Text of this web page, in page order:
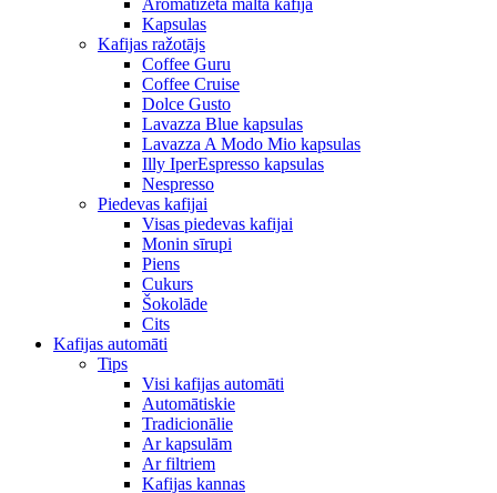
Aromatizēta maltā kafija
Kapsulas
Kafijas ražotājs
Coffee Guru
Coffee Cruise
Dolce Gusto
Lavazza Blue kapsulas
Lavazza A Modo Mio kapsulas
Illy IperEspresso kapsulas
Nespresso
Piedevas kafijai
Visas piedevas kafijai
Monin sīrupi
Piens
Cukurs
Šokolāde
Cits
Kafijas automāti
Tips
Visi kafijas automāti
Automātiskie
Tradicionālie
Ar kapsulām
Ar filtriem
Kafijas kannas